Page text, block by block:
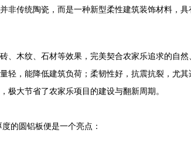
非传统陶瓷，而是一种新型柔性建筑装饰材料，
木纹、石材等效果，完美契合农家乐追求的自然
，能降低建筑负荷；柔韧性好，抗震抗裂，尤其
极大节省了农家乐项目的建设与翻新周期。
的圆铝板便是一个亮点：